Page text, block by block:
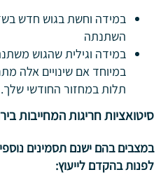
במידה וחשת בגוש חדש
השתנתה
במידה וגילית שהגוש
במיוחד אם שינויים אלה
תלות במחזור החודשי שלך.
סיטואציות חריגות המחייבות
במצבים בהם ישנם תסמינים
לפנות בהקדם לייעוץ: